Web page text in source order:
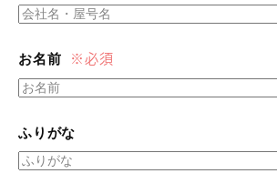
お名前 ※必須
ふりがな